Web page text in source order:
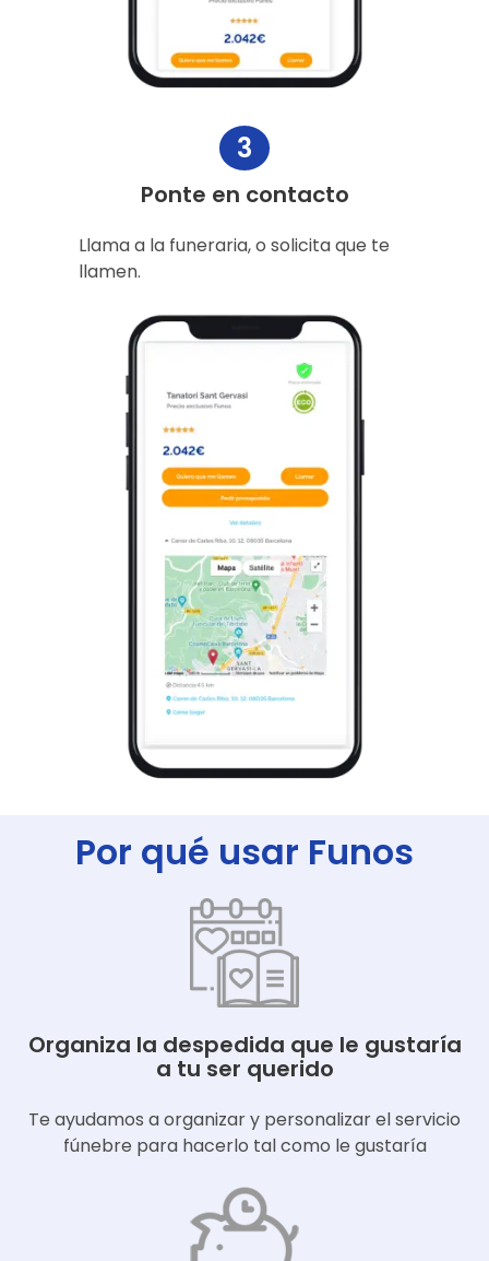
3
Ponte en contacto
Llama a la funeraria, o solicita que te
llamen.
Por qué usar Funos
Organiza la despedida que le gustaría
a tu ser querido
Te ayudamos a organizar y personalizar el servicio
fúnebre para hacerlo tal como le gustaría